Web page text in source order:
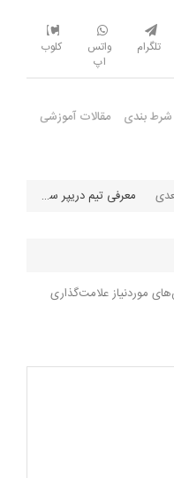
تلگرام
واتس
اپ
کلوب
بندی
مقالات آموزشی
معرفی تیم دریپر سرمایه گذار آمریکایی
موردنیاز علامت‌گذاری